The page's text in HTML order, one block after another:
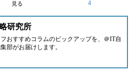
見る 4
研究所
おすすめコラムのピックアップを、 ＠IT自
部がお届けします。